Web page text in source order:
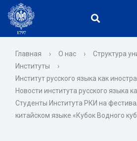
Главная › О нас › Структура
Институты
›
Институт русского языка как
Новости института русского языка
Студенты Института РКИ на
китайском языке «Кубок Водного